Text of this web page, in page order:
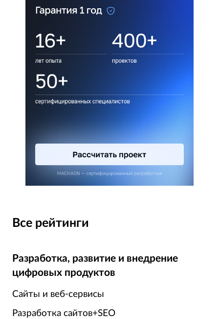
Все рейтинги
Разработка, развитие и внедрение
цифровых продуктов
Сайты и веб-сервисы
Разработка сайтов+SEO